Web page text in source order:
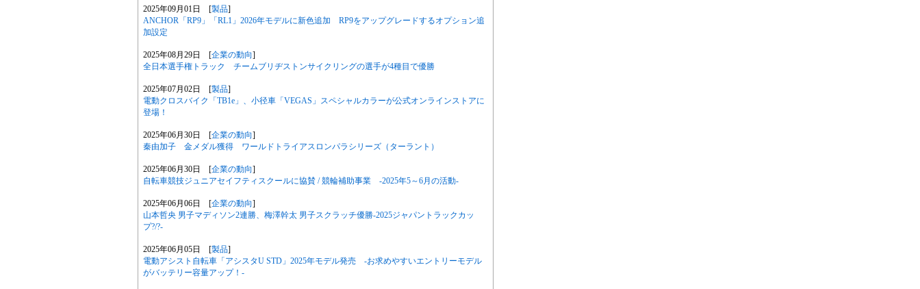
2025年09月01日 [製品]
ANCHOR「RP9」「RL1」2026年モデルに新色追加 RP9をアップグレードするオプション追
加設定
2025年08月29日 [企業の動向]
全日本選手権トラック チームブリヂストンサイクリングの選手が4種目で優勝
2025年07月02日 [製品]
電動クロスバイク「TB1e」、小径車「VEGAS」スペシャルカラーが公式オンラインストアに
登場！
2025年06月30日 [企業の動向]
秦由加子 金メダル獲得 ワールドトライアスロンパラシリーズ（ターラント）
2025年06月30日 [企業の動向]
自転車競技ジュニアセイフティスクールに協賛 / 競輪補助事業 -2025年5～6月の活動-
2025年06月06日 [企業の動向]
山本哲央 男子マディソン2連勝、梅澤幹太 男子スクラッチ優勝-2025ジャパントラックカッ
プ?/?-
2025年06月05日 [製品]
電動アシスト自転車「アシスタU STD」2025年モデル発売 -お求めやすいエントリーモデル
がバッテリー容量アップ！-